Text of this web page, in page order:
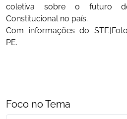
coletiva sobre o futuro
Constitucional no país.
Com informações do
PE.
Foco no Tema